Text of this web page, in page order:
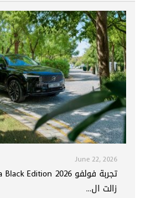
June 22, 2026
زالت ال...